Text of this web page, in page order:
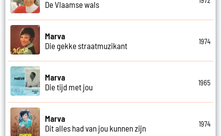
De Vlaamse wals
Marva
Die gekke straatmuzikant
1974
Marva
Die tijd met jou
1965
Marva
Dit alles had van jou kunnen zijn
1974